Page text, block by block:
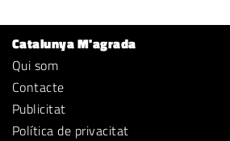
Catalunya M'agrada
Qui som
Contacte
Publicitat
Política de privacitat